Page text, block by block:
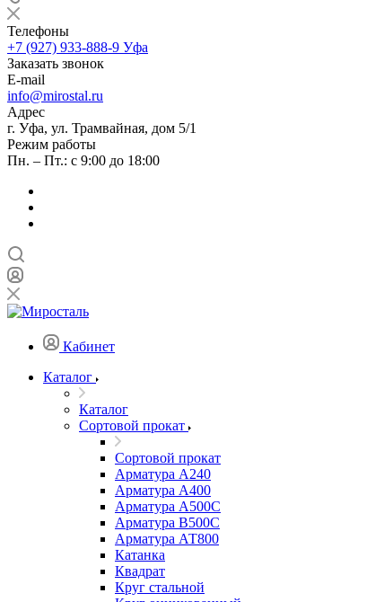
Телефоны
+7 (927) 933-888-9 Уфа
Заказать звонок
E-mail
info@mirostal.ru
Адрес
г. Уфа, ул. Трамвайная, дом 5/1
Режим работы
Пн. – Пт.: с 9:00 до 18:00
Кабинет
Каталог
Каталог
Сортовой прокат
Сортовой прокат
Арматура А240
Арматура А400
Арматура А500C
Арматура В500С
Арматура АТ800
Катанка
Квадрат
Круг стальной